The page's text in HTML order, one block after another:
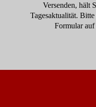
Versenden, hält
Tagesaktualität.
Formular auf